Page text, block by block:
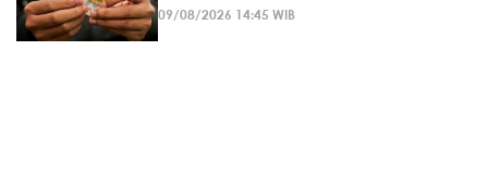
09/08/2026 14:45 WIB